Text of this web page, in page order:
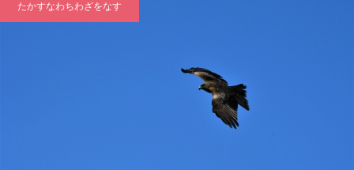
たかすなわちわざをなす